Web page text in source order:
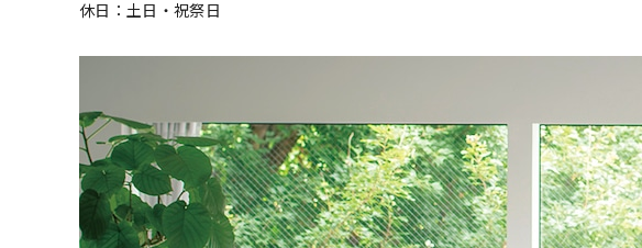
休日：土日・祝祭日